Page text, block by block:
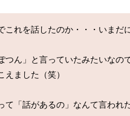
これを話したのか・・・いまだ
つん」と言っていたみたいな
えました（笑）
て「話があるの」なんて言われ